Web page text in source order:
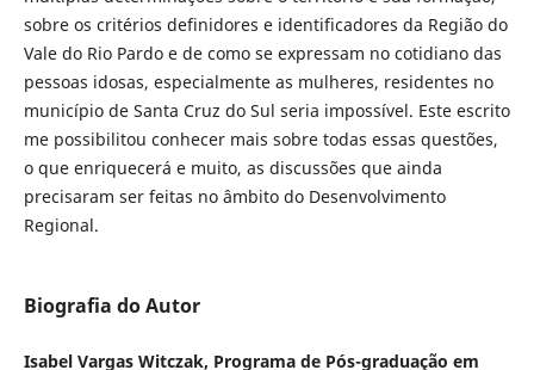
sobre os critérios definidores e identificadores da Região do
Vale do Rio Pardo e de como se expressam no cotidiano das
pessoas idosas, especialmente as mulheres, residentes no
município de Santa Cruz do Sul seria impossível. Este escrito
me possibilitou conhecer mais sobre todas essas questões,
o que enriquecerá e muito, as discussões que ainda
precisaram ser feitas no âmbito do Desenvolvimento
Regional.
Biografia do Autor
Isabel Vargas Witczak, Programa de Pós-graduação em